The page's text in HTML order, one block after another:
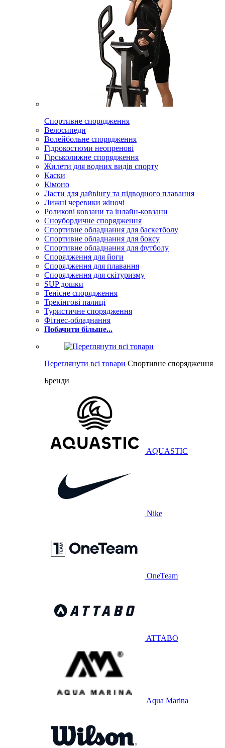
Спортивне спорядження
Велосипеди
Волейбольне спорядження
Гідрокостюми неопренові
Гірськолижне спорядження
Жилети для водних видів спорту
Каски
Кімоно
Ласти для дайвінгу та підводного плавання
Лижні черевики жіночі
Роликові ковзани та інлайн-ковзани
Сноубордичне спорядження
Спортивне обладнання для баскетболу
Спортивне обладнання для боксу
Спортивне обладнання для футболу
Спорядження для йоги
Спорядження для плавання
Спорядження для скітуризму
SUP дошки
Тенісне спорядження
Трекінгові палиці
Туристичне спорядження
Фітнес-обладнання
Побачити більше...
Переглянути всі товари Спортивне спорядження
Бренди
AQUASTIC
Nike
OneTeam
ATTABO
Aqua Marina